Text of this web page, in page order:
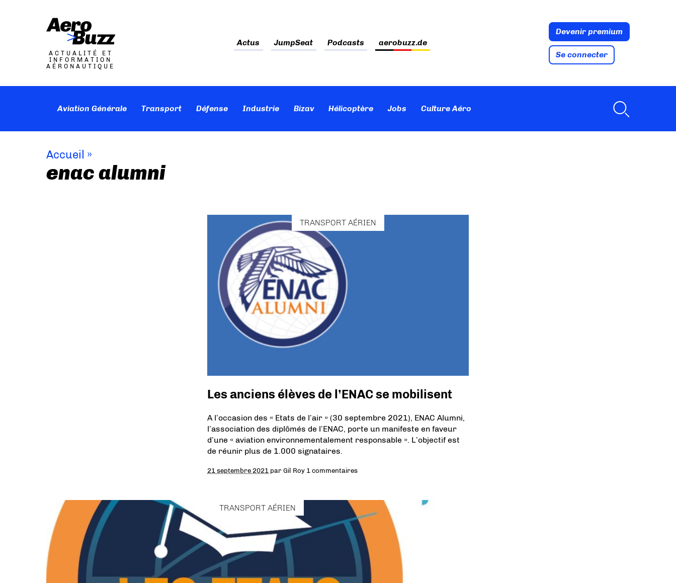
ACTUALITÉ ET
INFORMATION
AÉRONAUTIQUE
Actus JumpSeat Podcasts aerobuzz.de
Devenir premium
Se connecter
Aviation Générale Transport Défense Industrie Bizav Hélicoptère Jobs Culture Aéro
Accueil »
enac alumni
TRANSPORT AÉRIEN
Les anciens élèves de l’ENAC se mobilisent
A l’occasion des « Etats de l’air » (30 septembre 2021), ENAC Alumni,
l’association des diplômés de l’ENAC, porte un manifeste en faveur
d’une « aviation environnementalement responsable ». L’objectif est
de réunir plus de 1.000 signataires.
21 septembre 2021 parGil Roy 1 commentaires
TRANSPORT AÉRIEN